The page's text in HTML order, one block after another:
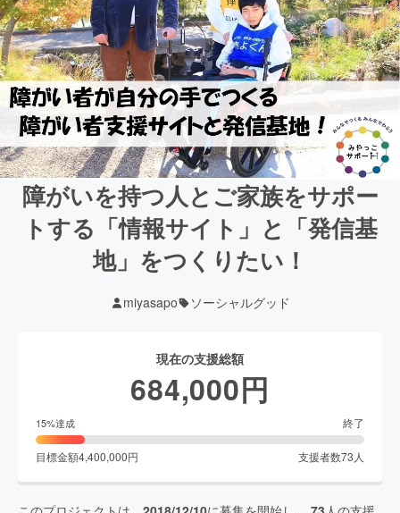
障がいを持つ人とご家族をサポー
トする「情報サイト」と「発信基
地」をつくりたい！
miyasapo ソーシャルグッド
現在の支援総額
684,000円
15%達成 終了
目標金額4,400,000円 支援者数73人